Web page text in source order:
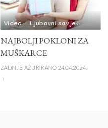
Video Ljubavni savjeti
NAJBOLJI POKLONI ZA
MUŠKARCE
ZADNJE AŽURIRANO 24.04.2024.